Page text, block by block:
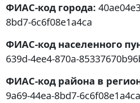
ФИАС-код города:
8bd7-6c6f08e1a4ca
ФИАС-код населенного
639d-4ee4-870a-
ФИАС-код района в
9a69-44ea-8bd7-6c6f08e1a4ca